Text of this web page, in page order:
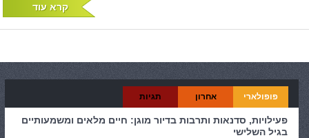
קרא עוד
פופולארי אחרון תגיות
פעילויות, סדנאות ותרבות בדיור מוגן: חיים מלאים ומשמעותיים
בגיל השלישי